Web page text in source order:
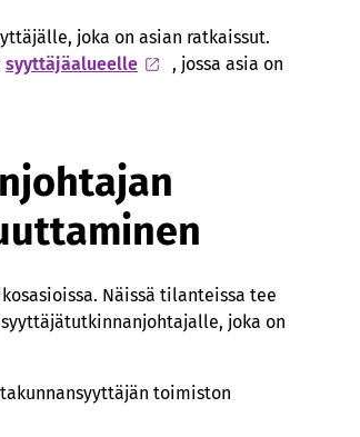
joka on asian ratkaissut.
syyttäjäalueelle
, jossa asia on
Näissä tilanteissa tee
joka on
toimiston